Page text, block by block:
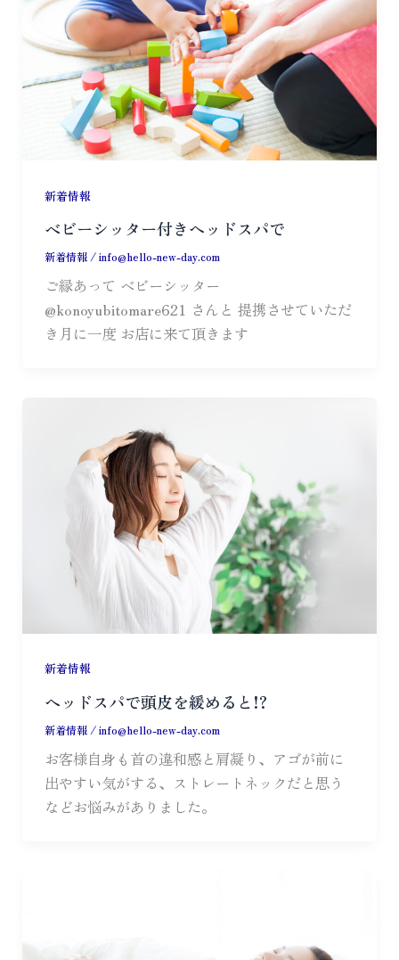
新着情報
ベビーシッター付きヘッドスパで
新着情報/info@hello-new-day.com
ご縁あって ベビーシッター
@konoyubitomare621 さんと 提携させていただ
き月に一度 お店に来て頂きます
新着情報
ヘッドスパで頭皮を緩めると!?
新着情報/info@hello-new-day.com
お客様自身も首の違和感と肩凝り、アゴが前に
出やすい気がする、ストレートネックだと思う
などお悩みがありました。